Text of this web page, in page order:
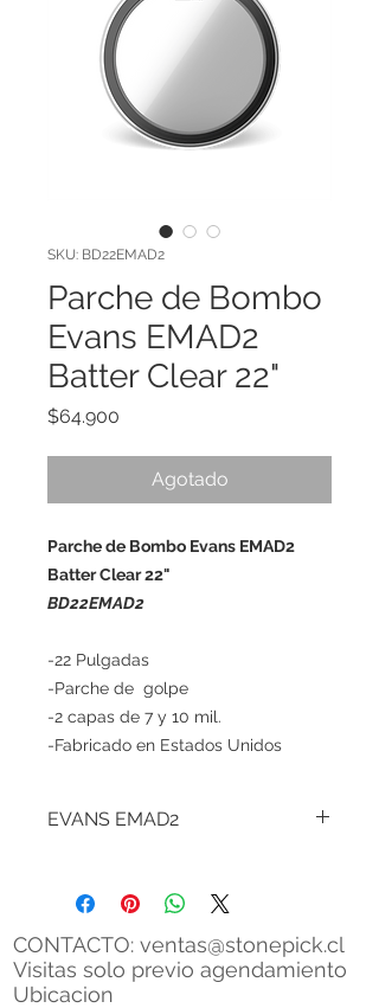
SKU: BD22EMAD2
Parche de Bombo
Evans EMAD2
Batter Clear 22"
$64.900
Agotado
Parche de Bombo Evans EMAD2
Batter Clear 22"
BD22EMAD2
-22 Pulgadas
-Parche de golpe
-2 capas de 7 y 10 mil.
-Fabricado en Estados Unidos
EVANS EMAD2
10 mil, la serie Evans EMAD 2 le
brinda un ataque, enfoque y
durabilidad mejorados gracias al
inigualable sistema EMAD
CONTACTO: ventas@stonepick.cl
Visitas solo previo agendamiento
Ubicacion